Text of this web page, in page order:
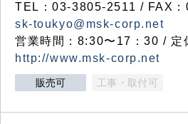
TEL：03-3805-2511 / FAX
sk-toukyo@msk-corp.net
営業時間：8:30〜17：30 / 定
http://www.msk-corp.net
販売可 工事・取付可